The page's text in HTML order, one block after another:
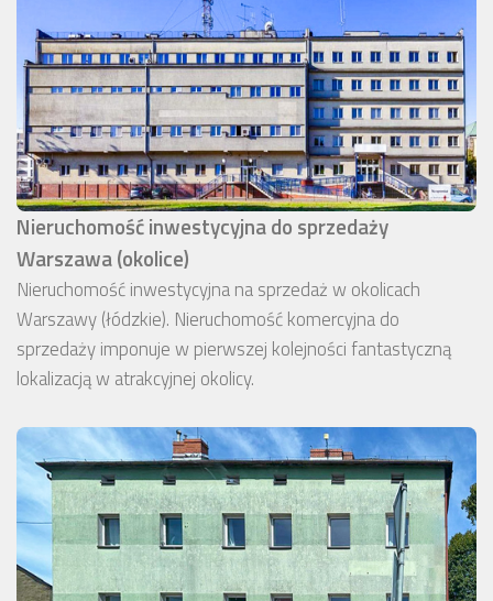
Nieruchomość inwestycyjna do sprzedaży
Warszawa (okolice)
Nieruchomość inwestycyjna na sprzedaż w okolicach
Warszawy (łódzkie). Nieruchomość komercyjna do
sprzedaży imponuje w pierwszej kolejności fantastyczną
lokalizacją w atrakcyjnej okolicy.